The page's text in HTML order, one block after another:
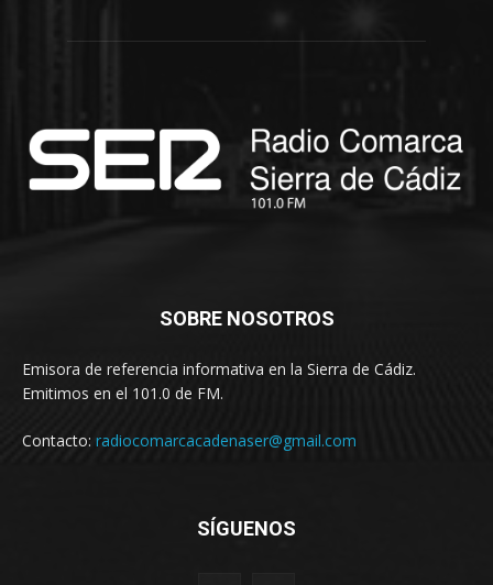
SOBRE NOSOTROS
Emisora de referencia informativa en la Sierra de Cádiz.
Emitimos en el 101.0 de FM.
Contacto: radiocomarcacadenaser@gmail.com
SÍGUENOS